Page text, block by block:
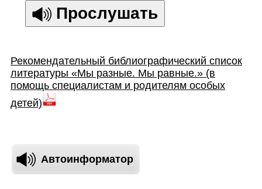
Прослушать
Рекомендательный библиографический список
литературы «Мы разные. Мы равные.» (в
помощь специалистам и родителям особых
детей)
Автоинформатор